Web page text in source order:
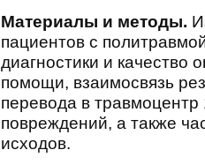
Материалы и методы.
пациентов с
диагностики и качество
помощи, взаимосвязь
перевода в травмоцентр
повреждений, а также
исходов.